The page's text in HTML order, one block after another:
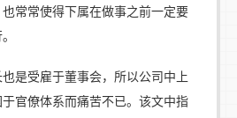
常常使得下属在做事之前一定要
是受雇于董事会，所以公司中上
于官僚体系而痛苦不已。该文中指